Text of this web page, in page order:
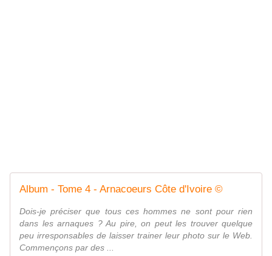
Album - Tome 4 - Arnacoeurs Côte d'Ivoire ©
Dois-je préciser que tous ces hommes ne sont pour rien
dans les arnaques ? Au pire, on peut les trouver quelque
peu irresponsables de laisser trainer leur photo sur le Web.
Commençons par des ...